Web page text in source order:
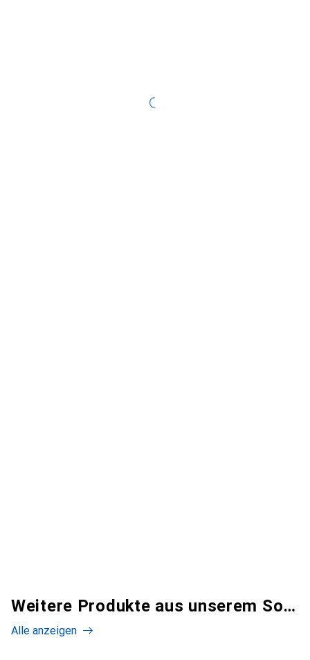
Weitere Produkte aus unserem Sortiment
Alle anzeigen